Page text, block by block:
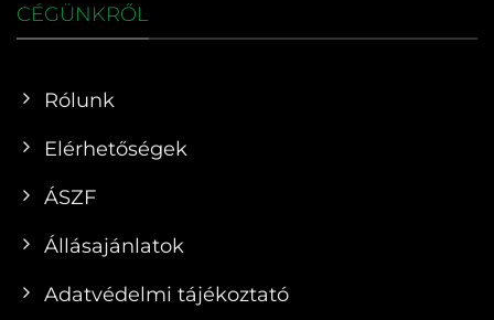
CÉGÜNKRŐL
Rólunk
Elérhetőségek
ÁSZF
Állásajánlatok
Adatvédelmi tájékoztató